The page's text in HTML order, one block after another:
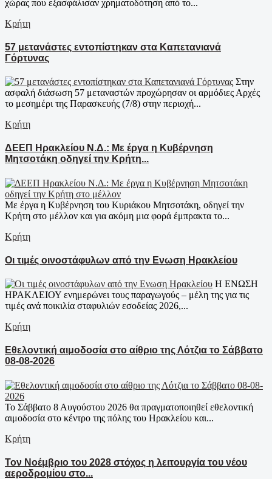
χώρας που εξασφάλισαν χρηματοδότηση από το...
Κρήτη
57 μετανάστες εντοπίστηκαν στα Καπετανιανά
Γόρτυνας
Στην
ασφαλή διάσωση 57 μεταναστών προχώρησαν οι αρμόδιες Αρχές
το μεσημέρι της Παρασκευής (7/8) στην περιοχή...
Κρήτη
ΔΕΕΠ Ηρακλείου Ν.Δ.: Με έργα η Κυβέρνηση
Μητσοτάκη οδηγεί την Κρήτη...
Με έργα η Κυβέρνηση του Κυριάκου Μητσοτάκη, οδηγεί την
Κρήτη στο μέλλον και για ακόμη μια φορά έμπρακτα το...
Κρήτη
Οι τιμές οινοστάφυλων από την Ενωση Ηρακλείου
Η ΕΝΩΣΗ
ΗΡΑΚΛΕΙΟΥ ενημερώνει τους παραγωγούς – μέλη της για τις
τιμές ανά ποικιλία σταφυλιών εσοδείας 2026,...
Κρήτη
Εθελοντική αιμοδοσία στο αίθριο της Λότζια το Σάββατο
08-08-2026
Το Σάββατο 8 Αυγούστου 2026 θα πραγματοποιηθεί εθελοντική
αιμοδοσία στο κέντρο της πόλης του Ηρακλείου και...
Κρήτη
Τον Νοέμβριο του 2028 στόχος η λειτουργία του νέου
αεροδρομίου στο...